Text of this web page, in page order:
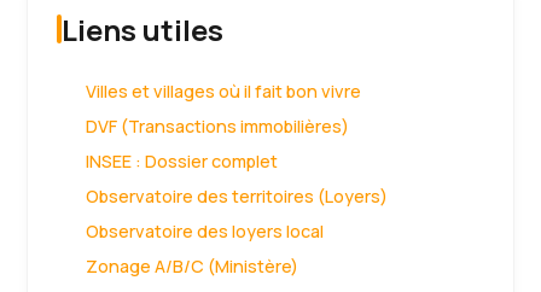
Liens utiles
Villes et villages où il fait bon vivre
DVF (Transactions immobilières)
INSEE : Dossier complet
Observatoire des territoires (Loyers)
Observatoire des loyers local
Zonage A/B/C (Ministère)